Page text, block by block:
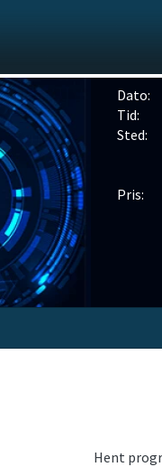
Dato:
Tid:
Sted:
Pris:
Hent